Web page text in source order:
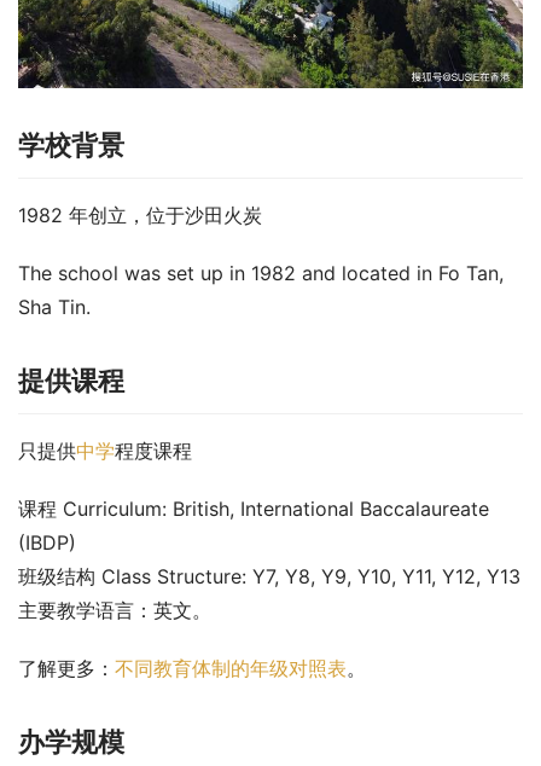
学校背景
1982 年创立，位于沙田火炭
The school was set up in 1982 and located in Fo Tan,
Sha Tin.
提供课程
只提供中学程度课程
课程 Curriculum: British, International Baccalaureate
(IBDP)
班级结构 Class Structure: Y7, Y8, Y9, Y10, Y11, Y12, Y13
主要教学语言：英文。
了解更多 ： 不同教育体制的年级对照表。
办学规模